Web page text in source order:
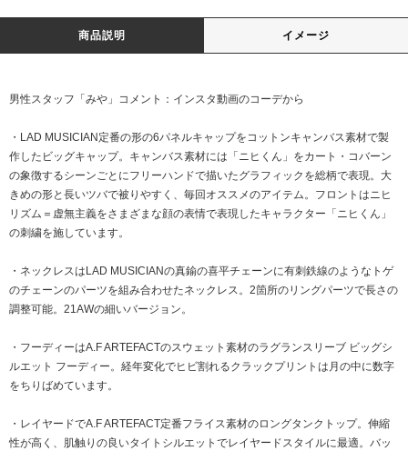
商品説明 イメージ
男性スタッフ「みや」コメント：インスタ動画のコーデから
・LAD MUSICIAN定番の形の6パネルキャップをコットンキャンバス素材で製
作したビッグキャップ。キャンバス素材には「ニヒくん」をカート・コバーン
の象徴するシーンごとにフリーハンドで描いたグラフィックを総柄で表現。大
きめの形と長いツバで被りやすく、毎回オススメのアイテム。フロントはニヒ
リズム＝虚無主義をさまざまな顔の表情で表現したキャラクター「ニヒくん」
の刺繍を施しています。
・ネックレスはLAD MUSICIANの真鍮の喜平チェーンに有刺鉄線のようなトゲ
のチェーンのパーツを組み合わせたネックレス。2箇所のリングパーツで長さの
調整可能。21AWの細いバージョン。
・フーディーはA.F ARTEFACTのスウェット素材のラグランスリーブ ビッグシ
ルエット フーディー。経年変化でヒビ割れるクラックプリントは月の中に数字
をちりばめています。
・レイヤードでA.F ARTEFACT定番フライス素材のロングタンクトップ。伸縮
性が高く、肌触りの良いタイトシルエットでレイヤードスタイルに最適。バッ